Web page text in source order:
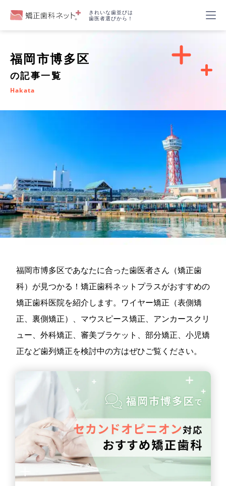
きれいな歯並びは
歯医者選びから！
福岡市博多区
の記事一覧
Hakata
福岡市博多区であなたに合った歯医者さん（矯正歯
科）が見つかる！矯正歯科ネットプラスがおすすめの
矯正歯科医院を紹介します。ワイヤー矯正（表側矯
正、裏側矯正）、マウスピース矯正、アンカースクリ
ュー、外科矯正、審美ブラケット、部分矯正、小児矯
正など歯列矯正を検討中の方はぜひご覧ください。